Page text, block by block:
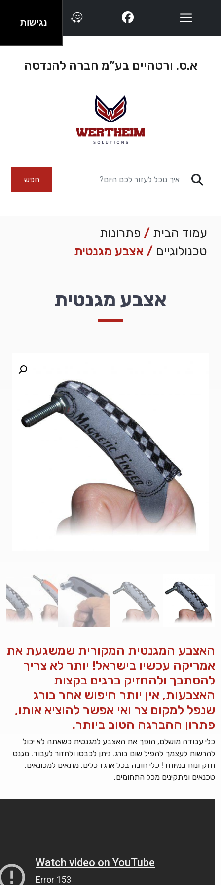
א.ס. ורטהיים בע”מ חברה להנדסה
חפש
עמוד הבית / פתרונות
טכנולוגיים / אצבע מגנטית
אצבע מגנטית
האצבע המגנטית המקורית שמשגעת את
אמריקה עכשיו בישראל! יותר לא צריך
להסתבך ולהחזיק ברגים בקצות
האצבעות, אין יותר חיפוש אחר בורג
שנפל למקום צר ואי אפשר להוציא אותו,
פתרון ההברגה הטוב ביותר.
כלי עבודה מושלם, הופך את האצבע למגנטית כשאתה לא יכול
להרשות לעצמך להפיל שום בורג. ניתן לכבסו ולחזור לעבוד. מגנט
חזק ונוח במיוחד! כלי חובה בכל ארגז כלים, מתאים למכונאים,
טכנאים ומתקינים מכל התחומים.
נגישות